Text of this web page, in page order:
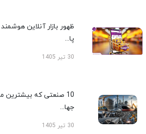
ظهور بازار آنلاین
پا...
30 تیر 1405
10 صنعتی که بیشترین
جها...
30 تیر 1405